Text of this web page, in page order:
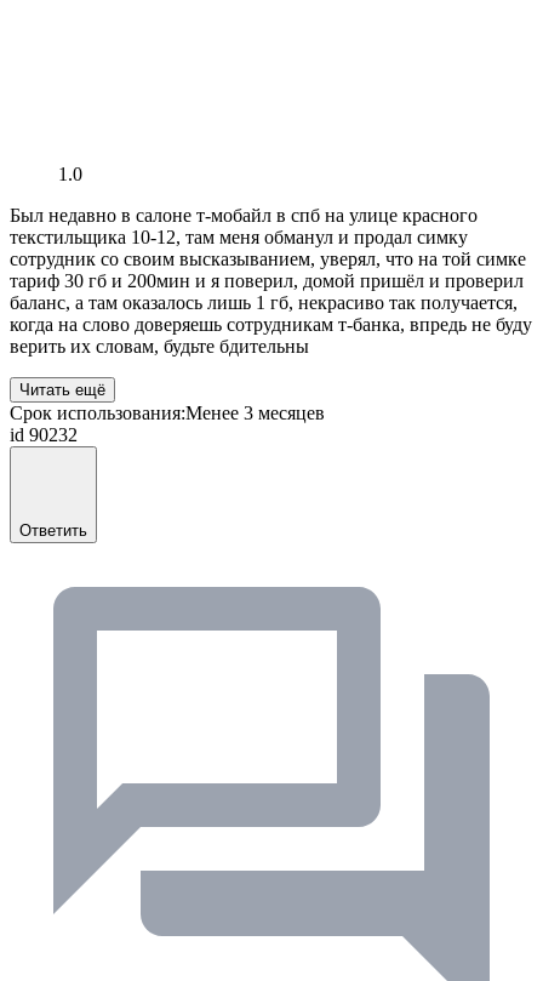
1.0
Был недавно в салоне т-мобайл в спб на улице красного
текстильщика 10-12, там меня обманул и продал симку
сотрудник со своим высказыванием, уверял, что на той симке
тариф 30 гб и 200мин и я поверил, домой пришёл и проверил
баланс, а там оказалось лишь 1 гб, некрасиво так получается,
когда на слово доверяешь сотрудникам т-банка, впредь не буду
верить их словам, будьте бдительны
Читать ещё
Срок использования:Менее 3 месяцев
id 90232
Ответить